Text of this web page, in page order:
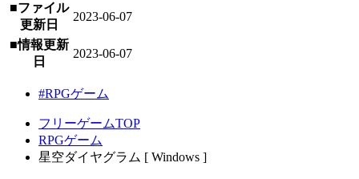
■ファイル
更新日
2023-06-07
■情報更新
日
2023-06-07
#RPGゲーム
フリーゲームTOP
RPGゲーム
星空ダイヤグラム [ Windows ]